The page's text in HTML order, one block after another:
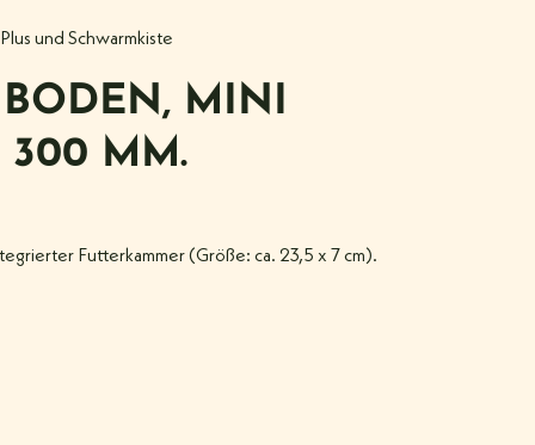
und Schwarmkiste
MINI
300 MM.
Futterkammer (Größe: ca. 23,5 x 7 cm).